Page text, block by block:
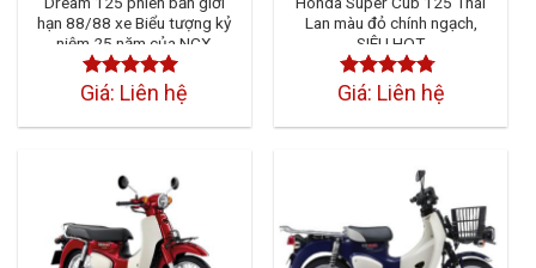
hạn 88/88 xe Biểu tượng kỷ
niệm 25 năm của NCX
Honda
Được xếp
sao
Giá: Liên hệ
Lan màu đỏ chính ngạch,
SIÊU HOT
Được xếp
5 sao
Giá: Liên hệ